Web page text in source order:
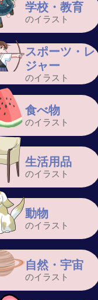
学校・教育
のイラスト
スポーツ・レ
ジャー
のイラスト
食べ物
のイラスト
生活用品
のイラスト
動物
のイラスト
自然・宇宙
のイラスト